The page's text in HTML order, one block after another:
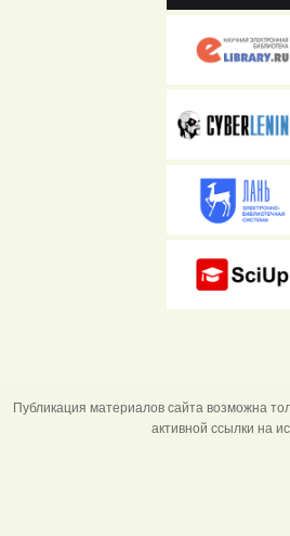
Публикация материалов сайта возможна
активной ссылки на